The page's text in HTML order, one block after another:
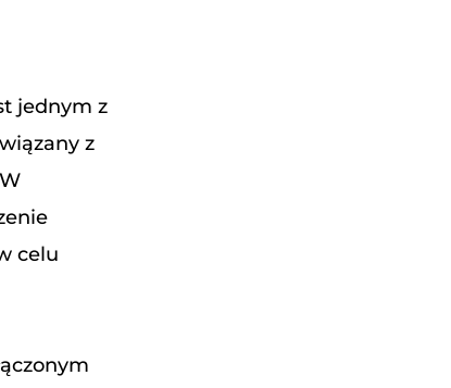
jednym z
z
W
celu